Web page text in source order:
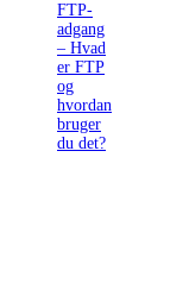
FTP-
adgang
– Hvad
er FTP
og
hvordan
bruger
du det?